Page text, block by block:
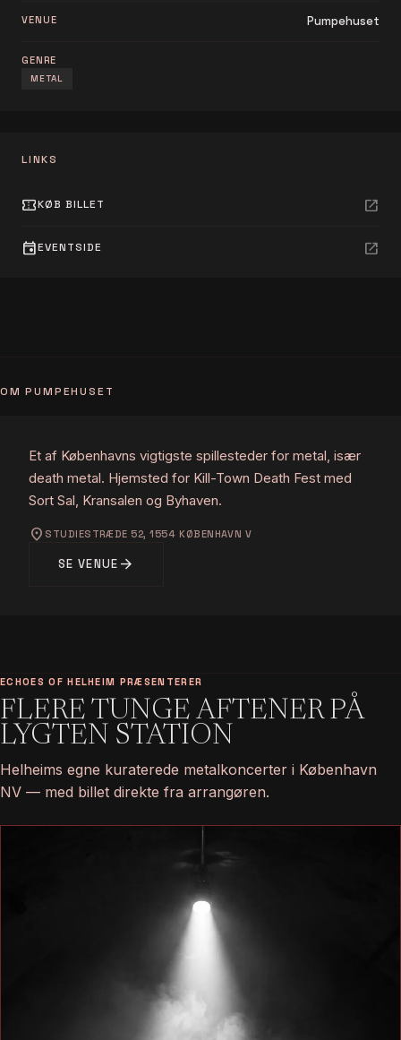
VENUE Pumpehuset
GENRE
METAL
LINKS
confirmation_numberKØB BILLET open_in_new
eventEVENTSIDE open_in_new
OM PUMPEHUSET
Et af Københavns vigtigste spillesteder for metal, især
death metal. Hjemsted for Kill-Town Death Fest med
Sort Sal, Kransalen og Byhaven.
location_on STUDIESTRÆDE 52, 1554 KØBENHAVN V
SE VENUE arrow_forward
ECHOES OF HELHEIM PRÆSENTERER
FLERE TUNGE AFTENER PÅ
LYGTEN STATION
Helheims egne kuraterede metalkoncerter i København
NV — med billet direkte fra arrangøren.